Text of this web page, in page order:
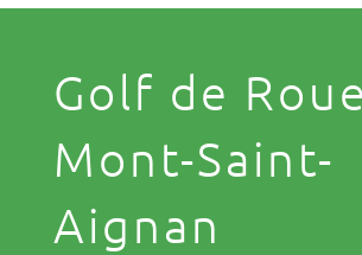
Golf de
Mont-Saint-
Aignan